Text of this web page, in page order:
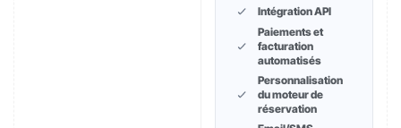
Intégration API
Paiements et
facturation
automatisés
Personnalisation
du moteur de
réservation